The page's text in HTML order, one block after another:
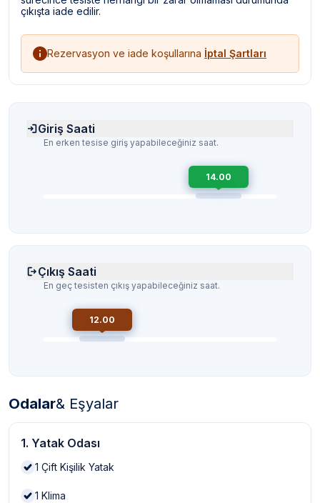
çıkışta iade edilir.
Rezervasyon ve iade koşullarına İptal Şartları
Giriş Saati
En erken tesise giriş yapabileceğiniz saat.
14.00
Çıkış Saati
En geç tesisten çıkış yapabileceğiniz saat.
12.00
Odalar& Eşyalar
1. Yatak Odası
1 Çift Kişilik Yatak
1 Klima